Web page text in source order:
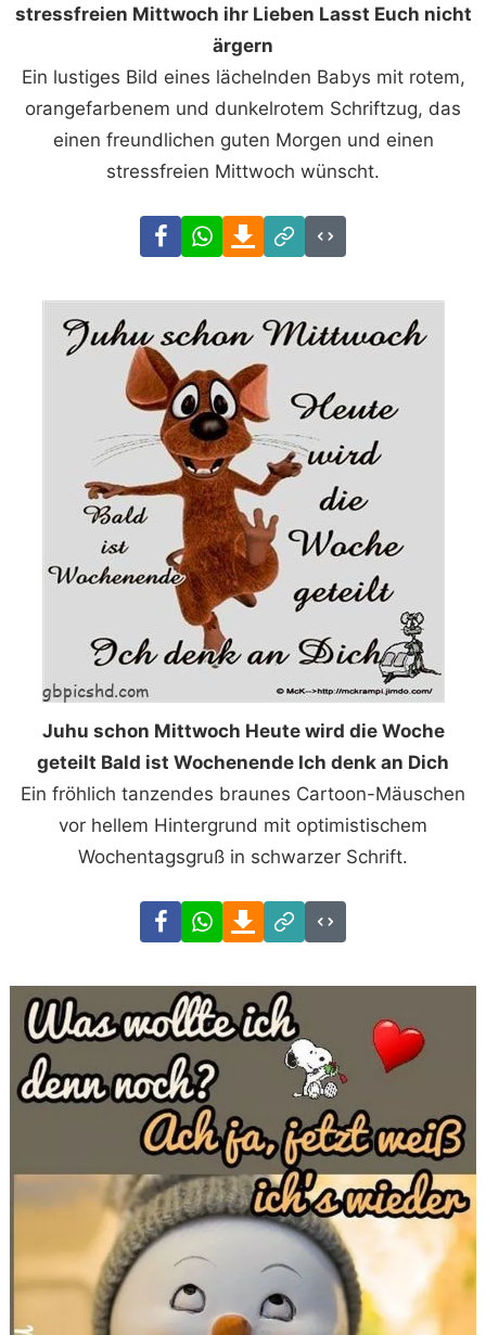
stressfreien Mittwoch ihr Lieben Lasst Euch nicht
ärgern
Ein lustiges Bild eines lächelnden Babys mit rotem,
orangefarbenem und dunkelrotem Schriftzug, das
einen freundlichen guten Morgen und einen
stressfreien Mittwoch wünscht.
FacebookWhatsAppDownload
Link
Code
Juhu schon Mittwoch Heute wird die Woche
geteilt Bald ist Wochenende Ich denk an Dich
Ein fröhlich tanzendes braunes Cartoon-Mäuschen
vor hellem Hintergrund mit optimistischem
Wochentagsgruß in schwarzer Schrift.
FacebookWhatsAppDownload
Link
Code